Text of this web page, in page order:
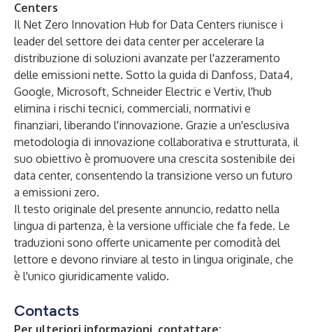
Centers
Il Net Zero Innovation Hub for Data Centers riunisce i
leader del settore dei data center per accelerare la
distribuzione di soluzioni avanzate per l'azzeramento
delle emissioni nette. Sotto la guida di Danfoss, Data4,
Google, Microsoft, Schneider Electric e Vertiv, l'hub
elimina i rischi tecnici, commerciali, normativi e
finanziari, liberando l'innovazione. Grazie a un'esclusiva
metodologia di innovazione collaborativa e strutturata, il
suo obiettivo è promuovere una crescita sostenibile dei
data center, consentendo la transizione verso un futuro
a emissioni zero.
Il testo originale del presente annuncio, redatto nella
lingua di partenza, è la versione ufficiale che fa fede. Le
traduzioni sono offerte unicamente per comodità del
lettore e devono rinviare al testo in lingua originale, che
è l'unico giuridicamente valido.
Contacts
Per ulteriori informazioni, contattare: